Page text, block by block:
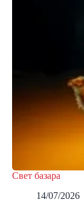
Свет базара
14/07/2026